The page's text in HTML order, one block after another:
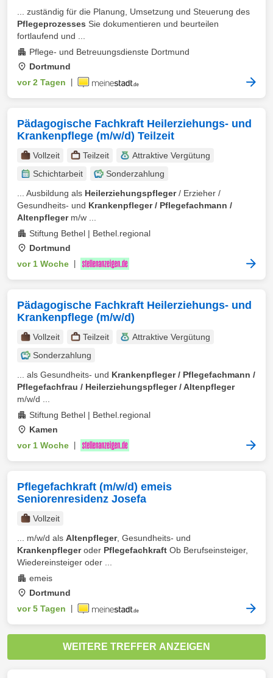
... zuständig für die Planung, Umsetzung und Steuerung des
Pflegeprozesses Sie dokumentieren und beurteilen
fortlaufend und ...
Pflege- und Betreuungsdienste Dortmund
Dortmund
vor 2 Tagen
Pädagogische Fachkraft Heilerziehungs- und
Krankenpflege (m/w/d) Teilzeit
Vollzeit Teilzeit
Attraktive Vergütung
Schichtarbeit
Sonderzahlung
... Ausbildung als Heilerziehungspfleger/ Erzieher /
Gesundheits- und Krankenpfleger / Pflegefachmann /
Altenpflegerm/w ...
Stiftung Bethel | Bethel.regional
Dortmund
vor 1 Woche
Pädagogische Fachkraft Heilerziehungs- und
Krankenpflege (m/w/d)
Vollzeit Teilzeit
Attraktive Vergütung
Sonderzahlung
... als Gesundheits- und Krankenpfleger / Pflegefachmann /
Pflegefachfrau / Heilerziehungspfleger / Altenpfleger
m/w/d ...
Stiftung Bethel | Bethel.regional
Kamen
vor 1 Woche
Pflegefachkraft (m/w/d) emeis
Seniorenresidenz Josefa
Vollzeit
... m/w/d als Altenpfleger, Gesundheits- und
Krankenpflegeroder Pflegefachkraft Ob Berufseinsteiger,
Wiedereinsteiger oder ...
emeis
Dortmund
vor 5 Tagen
WEITERE TREFFER ANZEIGEN